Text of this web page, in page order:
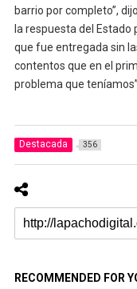
barrio por completo”,
la respuesta del
que fue entregada sin
contentos que en el
problema que
Destacada 356
RECOMMENDED FOR